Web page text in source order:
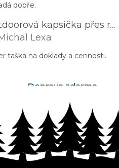
dobře.
Outdoorová kapsička přes rameno PROGRESS Corss Body černá
produktu je 5 z 5 hvězdiček.
Lexa
taška na doklady a cennosti.
Doprava zdarma